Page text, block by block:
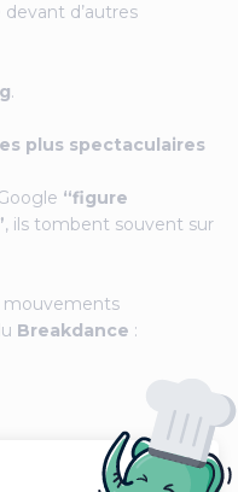
d’autres
.
plus spectaculaires
“figure
, ils tombent souvent sur
mouvements
Breakdance :